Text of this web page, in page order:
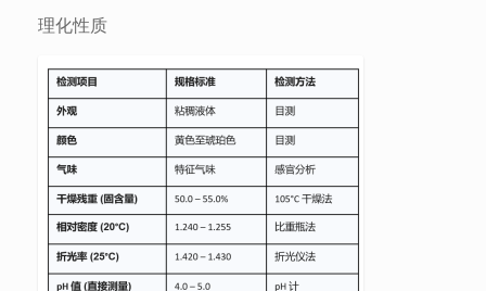
理化性质